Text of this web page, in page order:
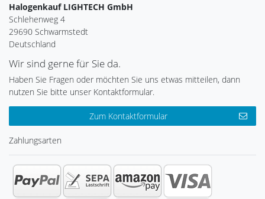
Halogenkauf LIGHTECH GmbH
Schlehenweg 4
29690 Schwarmstedt
Deutschland
Wir sind gerne für Sie da.
Haben Sie Fragen oder möchten Sie uns etwas mitteilen, dann
nutzen Sie bitte unser Kontaktformular.
Zum Kontaktformular
Zahlungsarten